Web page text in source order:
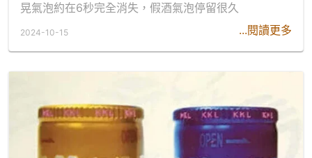
晃氣泡約在6秒完全消失，假酒氣泡停留很久
...閱讀更多
2024-10-15